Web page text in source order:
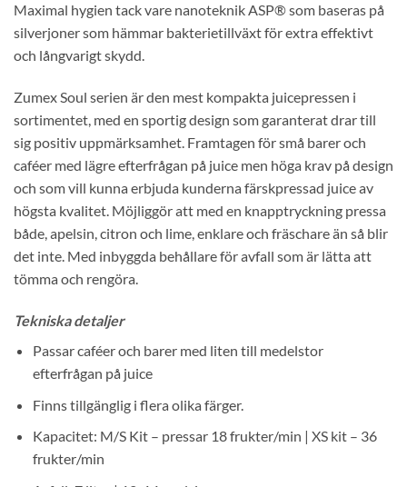
Maximal hygien tack vare nanoteknik ASP® som baseras på
silverjoner som hämmar bakterietillväxt för extra effektivt
och långvarigt skydd.
Zumex Soul serien är den mest kompakta juicepressen i
sortimentet, med en sportig design som garanterat drar till
sig positiv uppmärksamhet. Framtagen för små barer och
caféer med lägre efterfrågan på juice men höga krav på design
och som vill kunna erbjuda kunderna färskpressad juice av
högsta kvalitet. Möjliggör att med en knapptryckning pressa
både, apelsin, citron och lime, enklare och fräschare än så blir
det inte. Med inbyggda behållare för avfall som är lätta att
tömma och rengöra.
Tekniska detaljer
Passar caféer och barer med liten till medelstor
efterfrågan på juice
Finns tillgänglig i flera olika färger.
Kapacitet: M/S Kit – pressar 18 frukter/min | XS kit – 36
frukter/min